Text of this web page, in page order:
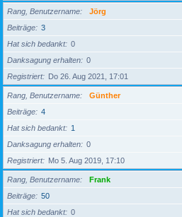
Rang, Benutzername
Jörg
Beiträge
3
Hat sich bedankt
0
Danksagung erhalten
0
Registriert
Do 26. Aug 2021, 17:01
Rang, Benutzername
Günther
Beiträge
4
Hat sich bedankt
1
Danksagung erhalten
0
Registriert
Mo 5. Aug 2019, 17:10
Rang, Benutzername
Frank
Beiträge
50
Hat sich bedankt
0